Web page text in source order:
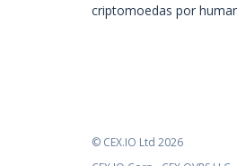
criptomoedas por
© CEX.IO Ltd 2026